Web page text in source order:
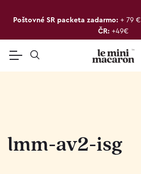
Poštovné SR packeta zadarmo: + 79 €
ČR: +49€
lmm-av2-isg